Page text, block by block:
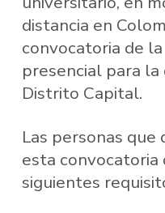
distancia en
convocatoria de
presencial para
Distrito Capital.
Las personas
esta
siguientes